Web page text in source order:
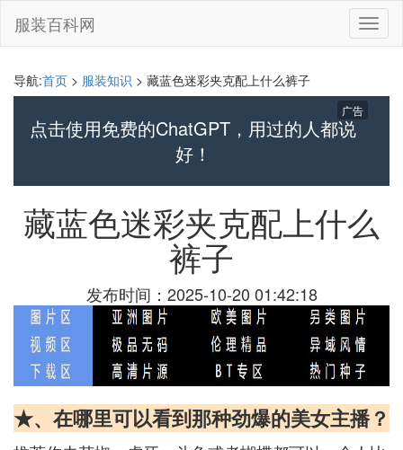
切
换
服装百科网
导航:首页 > 服装知识 > 藏蓝色迷彩夹克配上什么裤子
点击使用免费的ChatGPT，用过的人都说
好！
广告
藏蓝色迷彩夹克配上什么
裤子
发布时间：2025-10-20 01:42:18
★、在哪里可以看到那种劲爆的美女主播？